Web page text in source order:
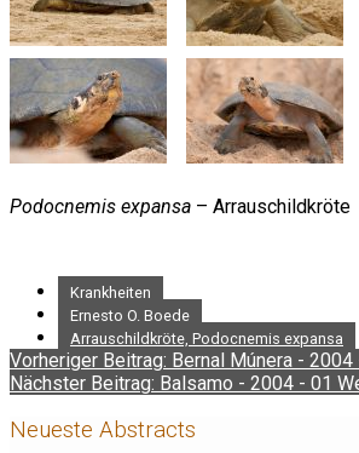
Podocnemis expansa – Arrauschildkröte
Krankheiten
Ernesto O. Boede
Arrauschildkröte, Podocnemis expansa
Vorheriger Beitrag: Bernal Múnera - 2004
Nächster Beitrag: Balsamo - 2004 - 01
Neueste Abstracts